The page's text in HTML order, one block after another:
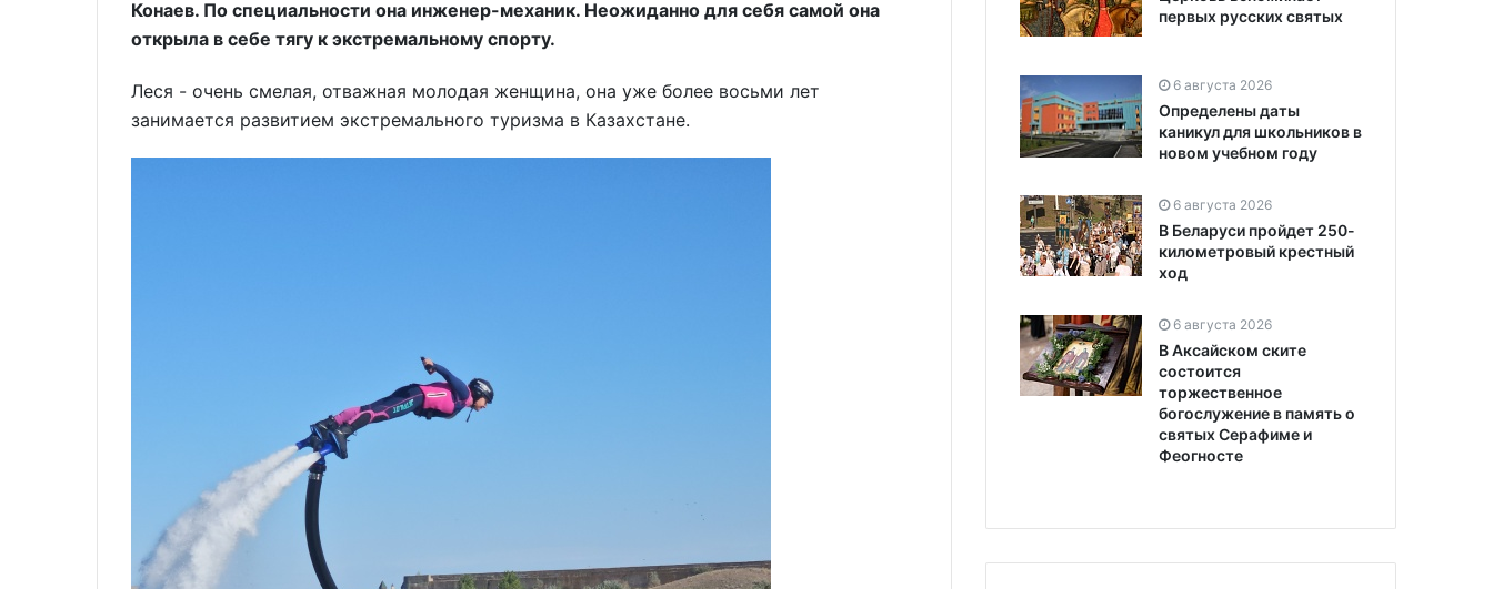
Конаев. По специальности она инженер-механик. Неожиданно для себя самой она
открыла в себе тягу к экстремальному спорту.
Леся - очень смелая, отважная молодая женщина, она уже более восьми лет
занимается развитием экстремального туризма в Казахстане.
первых русских святых
6 августа 2026
Определены даты
каникул для школьников в
новом учебном году
6 августа 2026
В Беларуси пройдет 250-
километровый крестный
ход
6 августа 2026
В Аксайском ските
состоится
торжественное
богослужение в память о
святых Серафиме и
Феогносте